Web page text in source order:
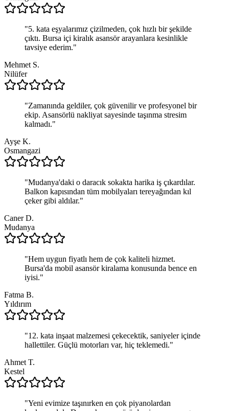
"5. kata eşyalarımız çizilmeden, çok hızlı bir şekilde
çıktı. Bursa içi kiralık asansör arayanlara kesinlikle
tavsiye ederim."
Mehmet S.
Nilüfer
"Zamanında geldiler, çok güvenilir ve profesyonel bir
ekip. Asansörlü nakliyat sayesinde taşınma stresim
kalmadı."
Ayşe K.
Osmangazi
"Mudanya'daki o daracık sokakta harika iş çıkardılar.
Balkon kapısından tüm mobilyaları tereyağından kıl
çeker gibi aldılar."
Caner D.
Mudanya
"Hem uygun fiyatlı hem de çok kaliteli hizmet.
Bursa'da mobil asansör kiralama konusunda bence en
iyisi."
Fatma B.
Yıldırım
"12. kata inşaat malzemesi çekecektik, saniyeler içinde
hallettiler. Güçlü motorları var, hiç teklemedi."
Ahmet T.
Kestel
"Yeni evimize taşınırken en çok piyanolardan